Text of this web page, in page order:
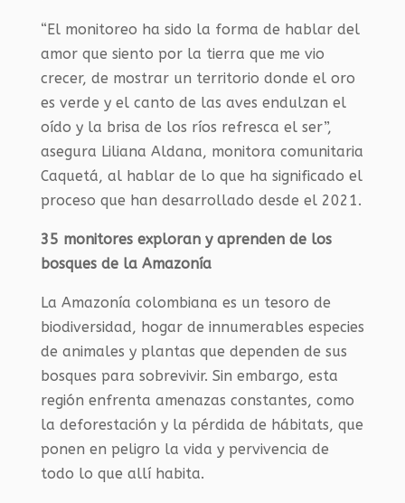
“El monitoreo ha sido la forma de hablar del
amor que siento por la tierra que me vio
crecer, de mostrar un territorio donde el oro
es verde y el canto de las aves endulzan el
oído y la brisa de los ríos refresca el ser”,
asegura Liliana Aldana, monitora comunitaria
Caquetá, al hablar de lo que ha significado el
proceso que han desarrollado desde el 2021.
35 monitores exploran y aprenden de los
bosques de la Amazonía
La Amazonía colombiana es un tesoro de
biodiversidad, hogar de innumerables especies
de animales y plantas que dependen de sus
bosques para sobrevivir. Sin embargo, esta
región enfrenta amenazas constantes, como
la deforestación y la pérdida de hábitats, que
ponen en peligro la vida y pervivencia de
todo lo que allí habita.